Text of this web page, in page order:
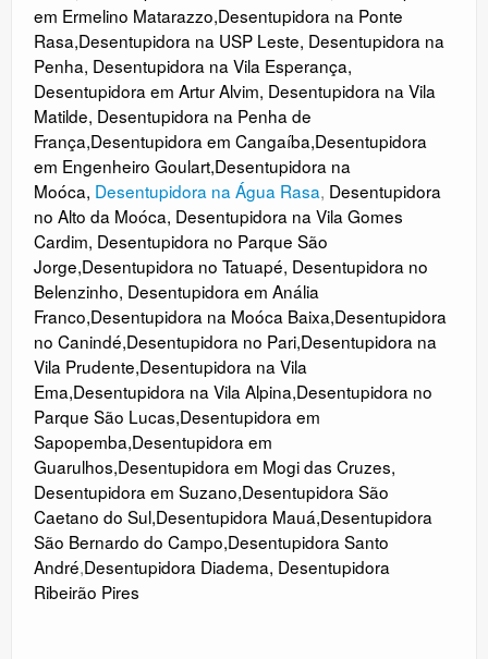
em Ermelino Matarazzo,Desentupidora na Ponte
Rasa,Desentupidora na USP Leste, Desentupidora na
Penha, Desentupidora na Vila Esperança,
Desentupidora em Artur Alvim, Desentupidora na Vila
Matilde, Desentupidora na Penha de
França,Desentupidora em Cangaíba,Desentupidora
em Engenheiro Goulart,Desentupidora na
Moóca, Desentupidora na Água Rasa, Desentupidora
no Alto da Moóca, Desentupidora na Vila Gomes
Cardim, Desentupidora no Parque São
Jorge,Desentupidora no Tatuapé, Desentupidora no
Belenzinho, Desentupidora em Anália
Franco,Desentupidora na Moóca Baixa,Desentupidora
no Canindé,Desentupidora no Pari,Desentupidora na
Vila Prudente,Desentupidora na Vila
Ema,Desentupidora na Vila Alpina,Desentupidora no
Parque São Lucas,Desentupidora em
Sapopemba,Desentupidora em
Guarulhos,Desentupidora em Mogi das Cruzes,
Desentupidora em Suzano,Desentupidora São
Caetano do Sul,Desentupidora Mauá,Desentupidora
São Bernardo do Campo,Desentupidora Santo
André,Desentupidora Diadema, Desentupidora
Ribeirão Pires